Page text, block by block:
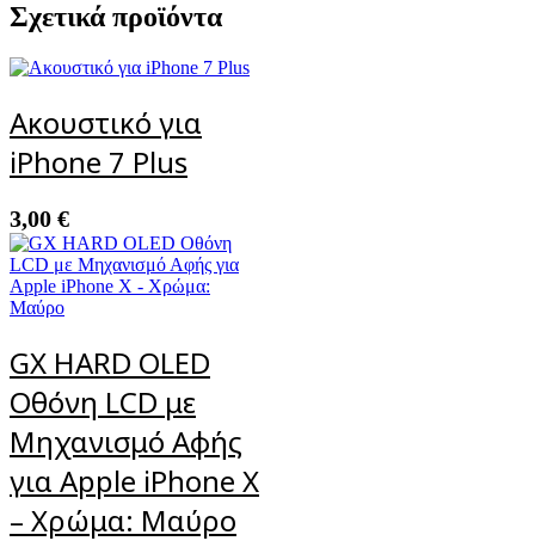
Σχετικά προϊόντα
Ακουστικό για
iPhone 7 Plus
3,00 €
GX HARD OLED
Οθόνη LCD με
Μηχανισμό Αφής
για Apple iPhone X
– Χρώμα: Μαύρο